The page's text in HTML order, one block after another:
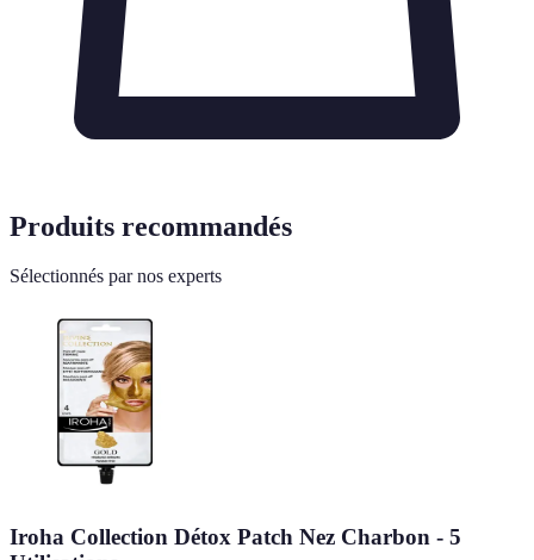
Produits recommandés
Sélectionnés par nos experts
Iroha Collection Détox Patch Nez Charbon - 5